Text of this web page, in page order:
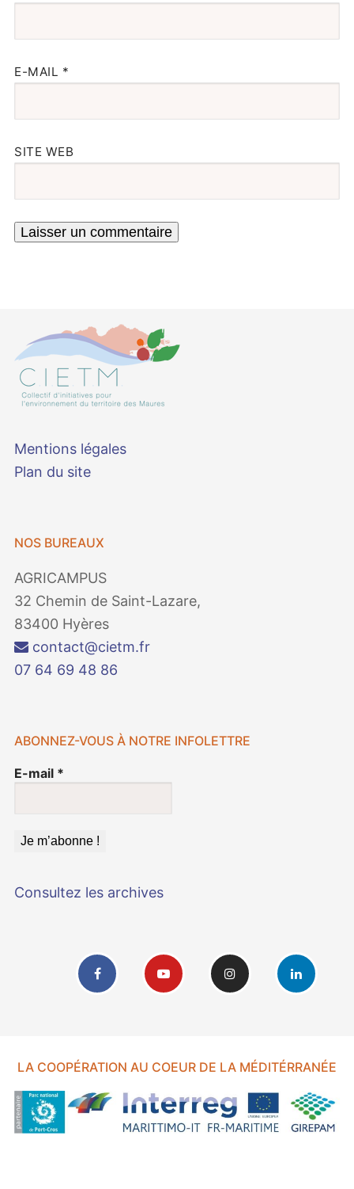
E-MAIL *
SITE WEB
Mentions légales
Plan du site
NOS BUREAUX
AGRICAMPUS
32 Chemin de Saint-Lazare,
83400 Hyères
contact@cietm.fr
07 64 69 48 86
ABONNEZ-VOUS À NOTRE INFOLETTRE
E-mail *
Consultez les archives
LA COOPÉRATION AU COEUR DE LA MÉDITÉRRANÉE